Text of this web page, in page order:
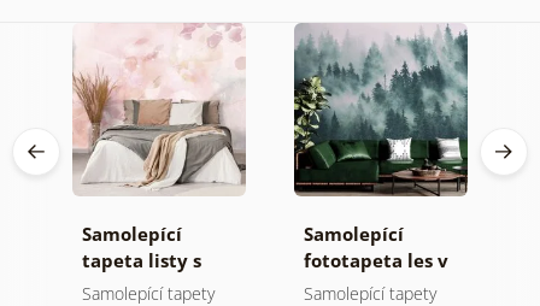
Samolepící
tapeta listy s
pastelovým
Samolepící tapety
Samolepící
fototapeta les v
mlze
Samolepící tapety